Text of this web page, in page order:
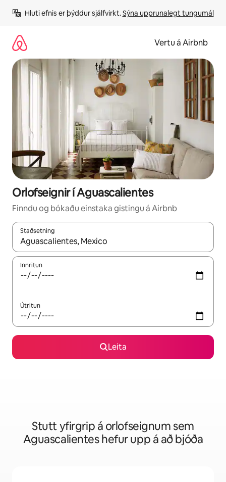
beint
Hluti efnis er þýddur sjálfvirkt. Sýna upprunalegt tungumál
Vertu á Airbnb
Orlofseignir í Aguascalientes
Finndu og bókaðu einstaka gistingu á Airbnb
Staðsetning
Þegar niðurstöður liggja fyrir skaltu nota upp og niður
Innritun
Útritun
Leita
Stutt yfirgrip á orlofseignum sem
Aguascalientes hefur upp á að bjóða